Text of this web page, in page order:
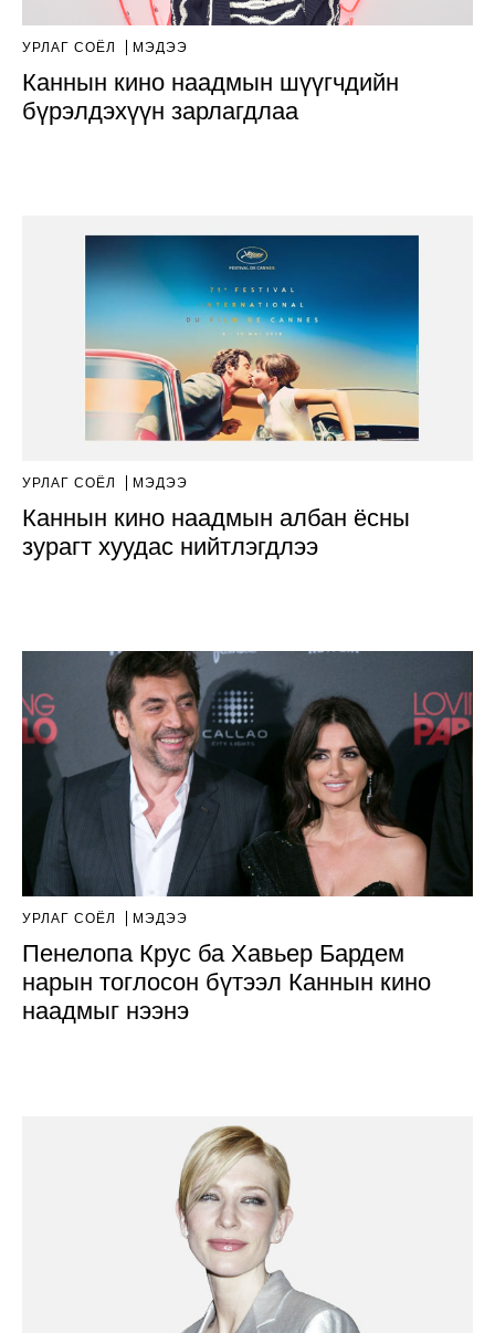
УРЛАГ СОЁЛ МЭДЭЭ
Каннын кино наадмын шүүгчдийн
бүрэлдэхүүн зарлагдлаа
УРЛАГ СОЁЛ МЭДЭЭ
Каннын кино наадмын албан ёсны
зурагт хуудас нийтлэгдлээ
УРЛАГ СОЁЛ МЭДЭЭ
Пенелопа Крус ба Хавьер Бардем
нарын тоглосон бүтээл Каннын кино
наадмыг нээнэ